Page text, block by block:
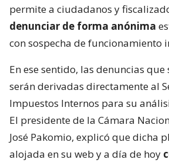
permite a ciudadanos y
denunciar de forma anónima
con sospecha de funcionamiento
En ese sentido, las denuncias que
serán derivadas directamente al
Impuestos Internos para su
El presidente de la Cámara
José Pakomio, explicó que dicha
alojada en su web y a día de hoy